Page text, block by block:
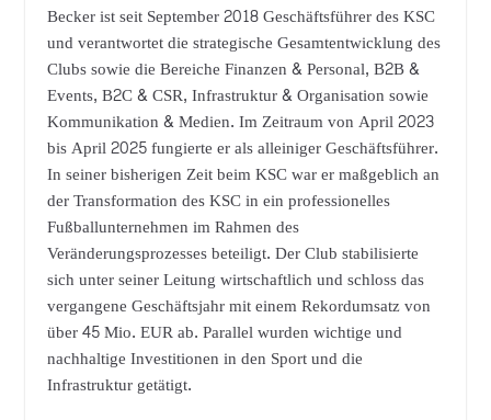
Becker ist seit September 2018 Geschäftsführer des KSC
und verantwortet die strategische Gesamtentwicklung des
Clubs sowie die Bereiche Finanzen & Personal, B2B &
Events, B2C & CSR, Infrastruktur & Organisation sowie
Kommunikation & Medien. Im Zeitraum von April 2023
bis April 2025 fungierte er als alleiniger Geschäftsführer.
In seiner bisherigen Zeit beim KSC war er maßgeblich an
der Transformation des KSC in ein professionelles
Fußballunternehmen im Rahmen des
Veränderungsprozesses beteiligt. Der Club stabilisierte
sich unter seiner Leitung wirtschaftlich und schloss das
vergangene Geschäftsjahr mit einem Rekordumsatz von
über 45 Mio. EUR ab. Parallel wurden wichtige und
nachhaltige Investitionen in den Sport und die
Infrastruktur getätigt.